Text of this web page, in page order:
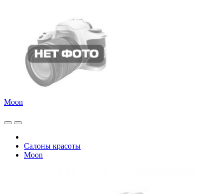
Moon
Салоны красоты
Moon